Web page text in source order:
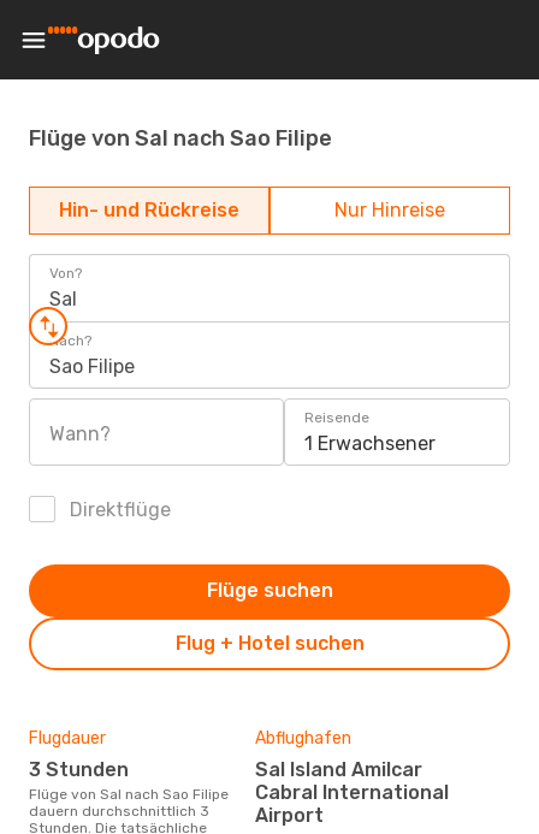
Flüge von Sal nach Sao Filipe
Hin- und Rückreise Nur Hinreise
Von?
Sal
Nach?
Sao Filipe
Wann?
Reisende
1 Erwachsener
Direktflüge
Flug + Hotel suchen
Flüge suchen
Flugdauer
3 Stunden
Flüge von Sal nach Sao Filipe
dauern durchschnittlich 3
Stunden. Die tatsächliche
Abflughafen
Sal Island Amilcar
Cabral International
Airport